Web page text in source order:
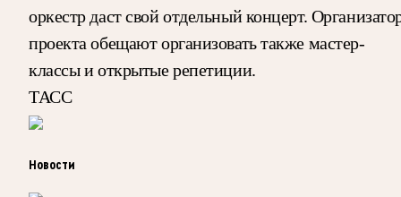
оркестр даст свой отдельный концерт.
проекта обещают организовать также мастер-
классы и открытые репетиции.
ТАСС
Новости